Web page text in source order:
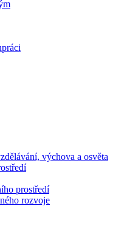
výchova a osvěta
prostředí
rozvoje